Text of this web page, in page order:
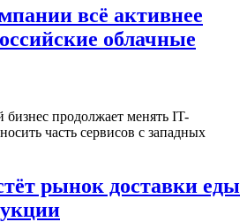
всё активнее
облачные
бизнес продолжает менять IT-
часть сервисов с западных
рынок доставки еды